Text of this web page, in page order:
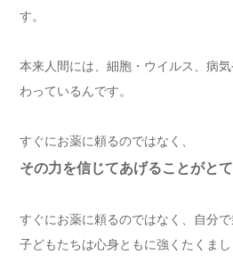
す。
本来人間には、細胞・ウイルス、病
わっているんです。
すぐにお薬に頼るのではなく、
その力を信じてあげることがと
すぐにお薬に頼るのではなく、自分で
子どもたちは心身ともに強くたくまし